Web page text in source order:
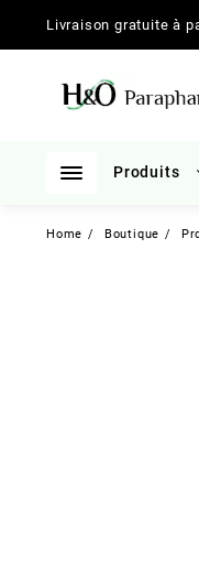
Livraison gratuite à
Produits
Home Boutique